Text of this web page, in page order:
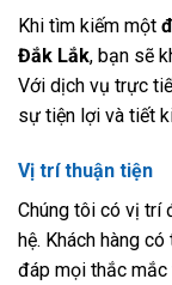
Khi tìm kiếm một
Đắk Lắk, bạn sẽ
Với dịch vụ trực
sự tiện lợi và tiết
Vị trí thuận tiện
Chúng tôi có vị trí
hệ. Khách hàng
đáp mọi thắc